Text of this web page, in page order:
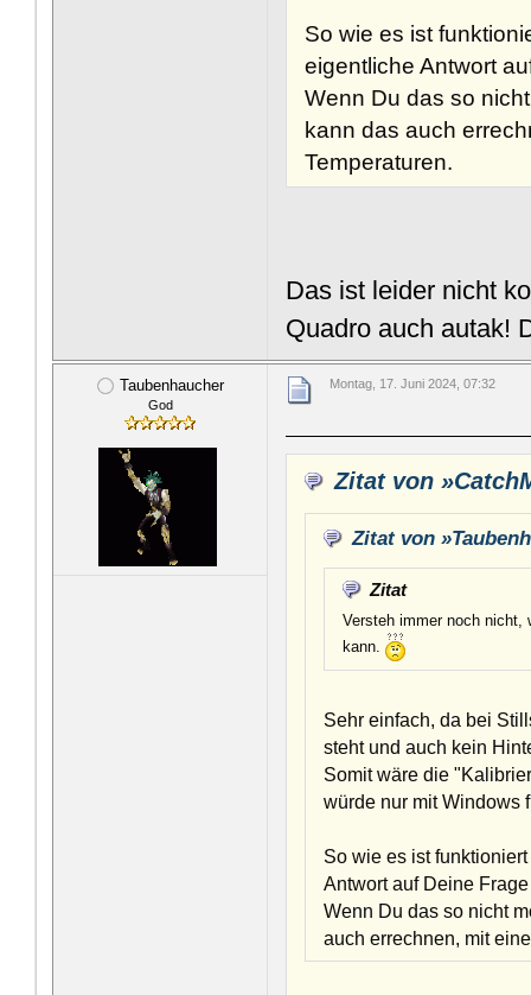
So wie es ist
eigentliche Antwort
Wenn Du das so
kann das auch
Temperaturen.
Das ist leider nicht
Quadro auch autak!
Taubenhaucher
God
Montag, 17. Juni 2024, 07:32
Zitat von
Zitat von
Zitat
Versteh immer noch nicht,
kann.
Sehr einfach, da bei
steht und auch kein
Somit wäre die
würde nur mit Windows
So wie es ist
Antwort auf Deine
Wenn Du das so nicht
auch errechnen, mit